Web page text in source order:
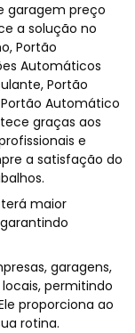
garagem preço
a solução no
Portão
Automáticos
Portão
Automático
graças aos
e
a satisfação do
maior
garagens,
permitindo
proporciona ao
rotina.